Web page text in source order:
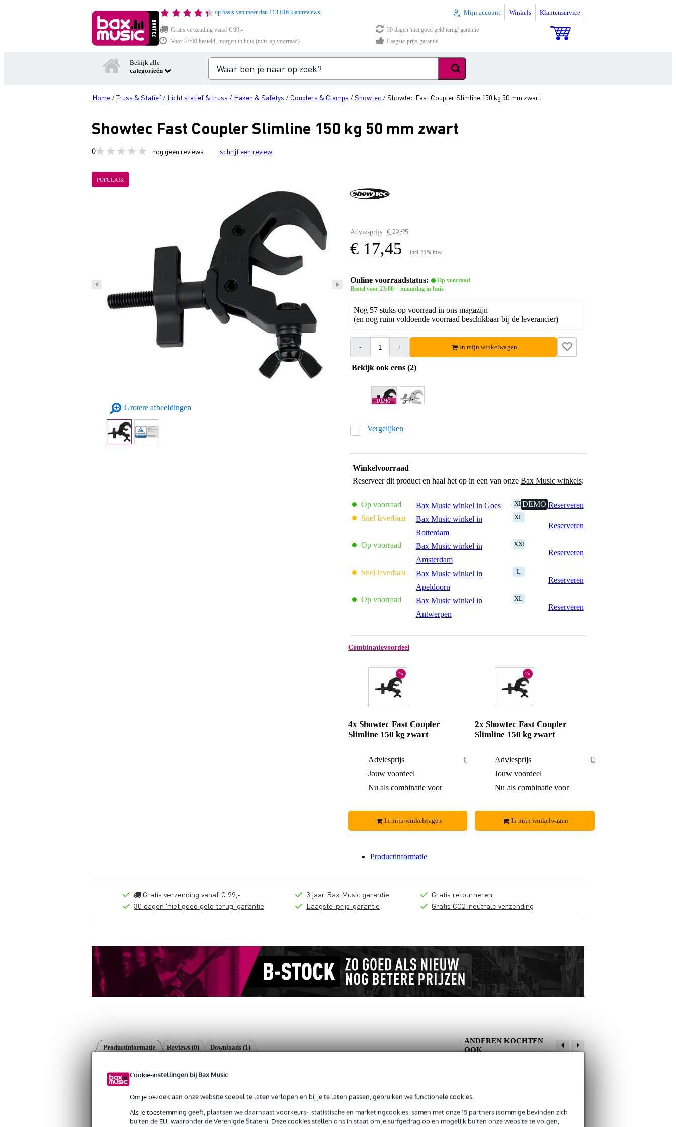
Cookie-instellingen bij Bax Music
Om je bezoek aan onze website soepel te laten verlopen en bij je te laten passen, gebruiken we functionele cookies.
Als je toestemming geeft, plaatsen we daarnaast voorkeurs-, statistische en marketingcookies, samen met onze 15 partners (sommige bevinden zich
buiten de EU, waaronder de Verenigde Staten). Deze cookies stellen ons in staat om je surfgedrag op en mogelijk buiten onze website te volgen,
op basis van meer dan 113.816 klantreviews Mijn account Winkels Klantenservice
Gratis verzending vanaf € 99,-
30 dagen 'niet goed geld terug' garantie
Voor 23:00 besteld, morgen in huis (mits op voorraad)
Laagste-prijs-garantie
Bekijk alle
categorieën
Home /Truss & Statief / Licht statief & truss / Haken & Safetys / Couplers & Clamps /Showtec /Showtec Fast Coupler Slimline 150 kg 50 mm zwart
Showtec Fast Coupler Slimline 150 kg 50 mm zwart
0 nog geen reviews schrijf een review
POPULAIR
Grotere afbeeldingen
Adviesprijs € 22,95
€ 17,45 incl. 21% btw
Online voorraadstatus:
Op voorraad
Bestel voor 23:00 = maandag in huis
Nog 57 stuks op voorraad in ons magazijn
(en nog ruim voldoende voorraad beschikbaar bij de leverancier)
- + In mijn winkelwagen
Bekijk ook eens (2)
DEMO
Vergelijken
Winkelvoorraad
Reserveer dit product en haal het op in een van onze Bax Music winkels:
Op voorraad Bax Music winkel in Goes XLDEMO Reserveren
Snel leverbaar
Bax Music winkel in
Rotterdam
XL
Reserveren
Op voorraad
Bax Music winkel in
Amsterdam
XXL
Reserveren
Snel leverbaar
Bax Music winkel in
Apeldoorn
L
Reserveren
Op voorraad
Bax Music winkel in
Antwerpen
XL
Reserveren
Combinatievoordeel
4x
4x Showtec Fast Coupler
Slimline 150 kg zwart
Adviesprijs
€ 69,80
Jouw voordeel
Nu als combinatie voor
In mijn winkelwagen
2x
2x Showtec Fast Coupler
Slimline 150 kg zwart
Adviesprijs
€ 34,90
Jouw voordeel
Nu als combinatie voor
In mijn winkelwagen
Productinformatie
Gratis verzending vanaf € 99,-
30 dagen 'niet goed geld terug' garantie
3 jaar Bax Music garantie
Laagste-prijs-garantie
Gratis retourneren
Gratis CO2-neutrale verzending
Productinformatie Reviews(0) Downloads (1)
Artikelnr:9000-0057-9085
Servicebelofte
Bax Music Garantie: Op dit product krijg je 3 jaar Bax Music Garantie.
Je naam
Er zijn nog geen reviews voor dit product.
ANDEREN KOCHTEN
OOK
Innox Snap 27